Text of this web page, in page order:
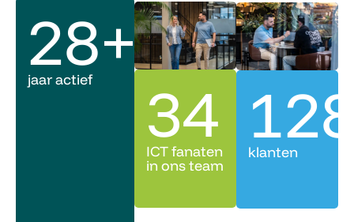
jaar actief
28+
ICT fanaten
in ons team
34 klanten